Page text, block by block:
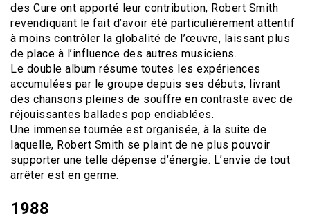
des Cure ont apporté leur contribution, Robert Smith
revendiquant le fait d’avoir été particulièrement attentif
à moins contrôler la globalité de l’œuvre, laissant plus
de place à l’influence des autres musiciens.
Le double album résume toutes les expériences
accumulées par le groupe depuis ses débuts, livrant
des chansons pleines de souffre en contraste avec de
réjouissantes ballades pop endiablées.
Une immense tournée est organisée, à la suite de
laquelle, Robert Smith se plaint de ne plus pouvoir
supporter une telle dépense d’énergie. L’envie de tout
arrêter est en germe.
1988